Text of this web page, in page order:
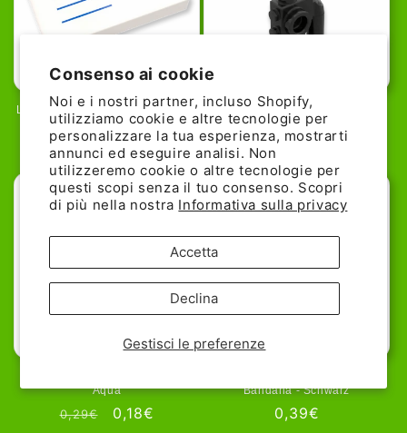
Consenso ai cookie
Noi e i nostri partner, incluso Shopify,
utilizziamo cookie e altre tecnologie per
personalizzare la tua esperienza, mostrarti
annunci ed eseguire analisi. Non
utilizzeremo cookie o altre tecnologie per
questi scopi senza il tuo consenso. Scopri
di più nella nostra Informativa sulla privacy
Gestisci le preferenze
Accetta
Declina
77% günstiger!
LEGO Fliese 1x2 - Briefumschlag
mit Briefmarke
Prezzo
di
listino
0,39€
Prezzo
scontato
0,09€
LEGO Minifiguren-Utensil -
Funkgerät in Schwarz
Prezzo
di
listino
0,09€
Prezzo
scontato
0,07€
38% günstiger!
Aqua
Prezzo
0,29€
Prezzo
0,18€
Bandana - Schwarz
Prezzo
0,39€